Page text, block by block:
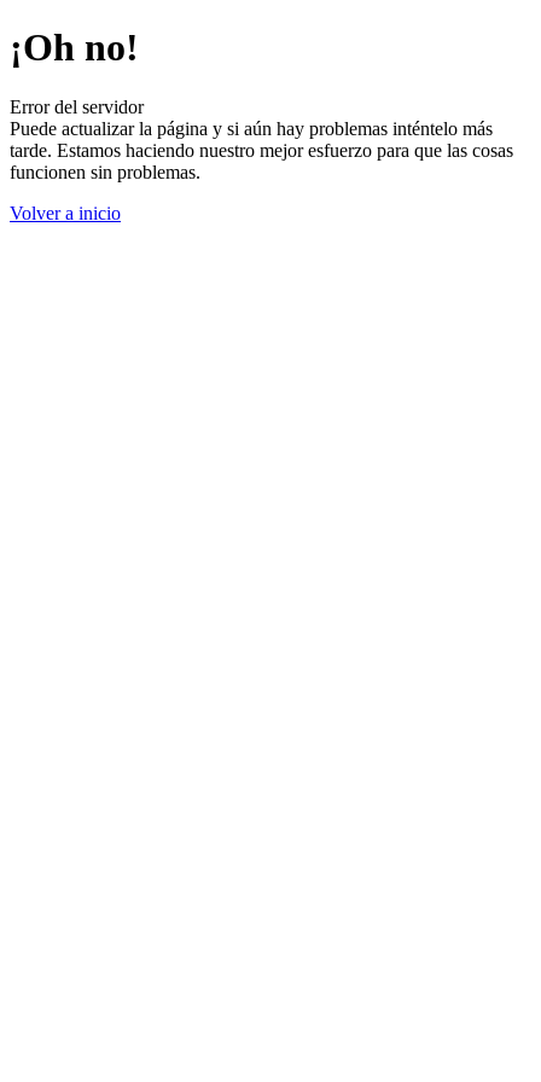
¡Oh no!
Error del servidor
Puede actualizar la página y si aún hay problemas inténtelo más
tarde. Estamos haciendo nuestro mejor esfuerzo para que las cosas
funcionen sin problemas.
Volver a inicio